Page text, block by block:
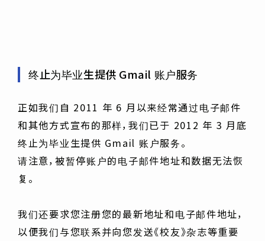
终止为毕业生提供 Gmail 账户服务
正如我们自 2011 年 6 月以来经常通过电子邮件
和其他方式宣布的那样，我们已于 2012 年 3 月底
终止为毕业生提供 Gmail 账户服务。
请注意，被暂停账户的电子邮件地址和数据无法恢
复。
我们还要求您注册您的最新地址和电子邮件地址，
以便我们与您联系并向您发送《校友》杂志等重要